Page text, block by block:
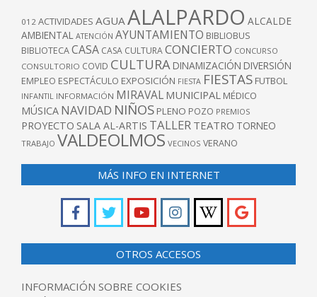
012 ACTIVIDADES AGUAALALPARDO ALCALDE
AMBIENTAL ATENCIÓN AYUNTAMIENTO BIBLIOBUS
BIBLIOTECACASA CASA CULTURACONCIERTO CONCURSO
CONSULTORIO COVID CULTURA DINAMIZACIÓN DIVERSIÓN
EMPLEO ESPECTÁCULO EXPOSICIÓN FIESTA FIESTAS FUTBOL
INFANTIL INFORMACIÓN MIRAVAL MUNICIPAL MÉDICO
MÚSICA NAVIDAD NIÑOS PLENO POZO PREMIOS
PROYECTO SALA AL-ARTIS TALLER TEATRO TORNEO
TRABAJO VALDEOLMOS VECINOS VERANO
MÁS INFO EN INTERNET
OTROS ACCESOS
INFORMACIÓN SOBRE COOKIES